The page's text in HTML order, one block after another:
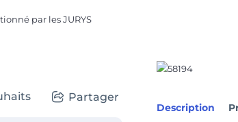
par les JURYS
Partager
Description